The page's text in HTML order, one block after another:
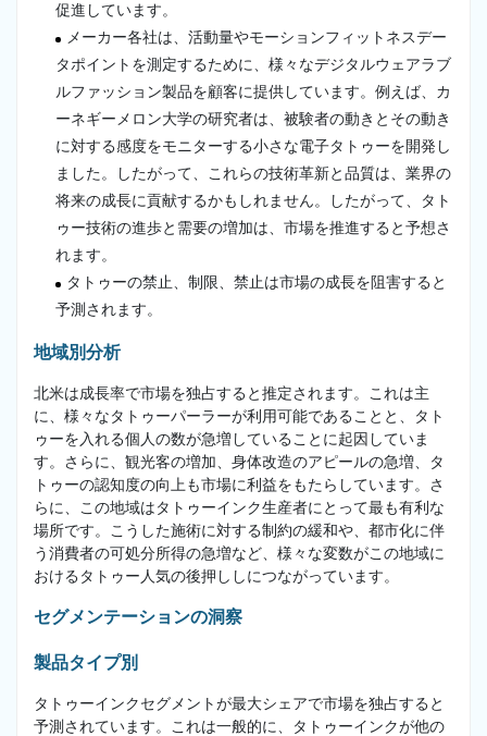
促進しています。
メーカー各社は、活動量やモーションフィットネスデー
タポイントを測定するために、様々なデジタルウェアラブ
ルファッション製品を顧客に提供しています。例えば、カ
ーネギーメロン大学の研究者は、被験者の動きとその動き
に対する感度をモニターする小さな電子タトゥーを開発し
ました。したがって、これらの技術革新と品質は、業界の
将来の成長に貢献するかもしれません。したがって、タト
ゥー技術の進歩と需要の増加は、市場を推進すると予想さ
れます。
タトゥーの禁止、制限、禁止は市場の成長を阻害すると
予測されます。
地域別分析
北米は成長率で市場を独占すると推定されます。これは主
に、様々なタトゥーパーラーが利用可能であることと、タト
ゥーを入れる個人の数が急増していることに起因していま
す。さらに、観光客の増加、身体改造のアピールの急増、タ
トゥーの認知度の向上も市場に利益をもたらしています。さ
らに、この地域はタトゥーインク生産者にとって最も有利な
場所です。こうした施術に対する制約の緩和や、都市化に伴
う消費者の可処分所得の急増など、様々な変数がこの地域に
おけるタトゥー人気の後押ししにつながっています。
セグメンテーションの洞察
製品タイプ別
タトゥーインクセグメントが最大シェアで市場を独占すると
予測されています。これは一般的に、タトゥーインクが他の